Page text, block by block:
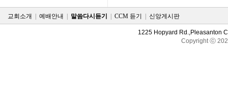
교회소개 예배안내 말씀다시듣기 CCM 듣기 신앙게시판
1225 Hopyard Rd.,Pleasanton
Copyright ⓒ